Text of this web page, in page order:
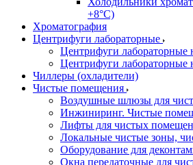
+8°C)
Хроматография
Центрифуги лабораторные
Центрифуги лабораторные
Центрифуги лабораторные
Чиллеры (охладители)
Чистые помещения
Воздушные шлюзы для
Инжиниринг. Чистые
Лифты для чистых
Локальные чистые зоны,
Оборудование для
Окна передаточные для